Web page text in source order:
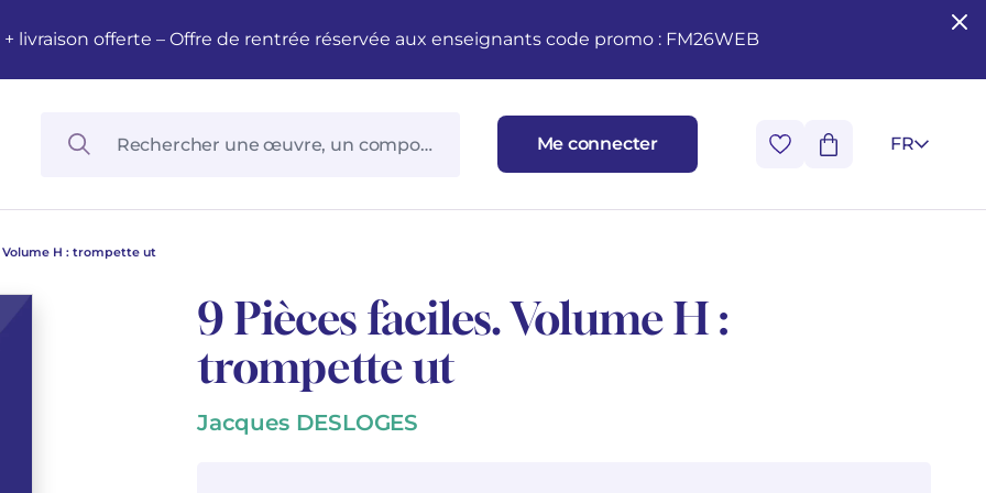
livraison offerte – Offre de rentrée réservée aux enseignants code promo : FM26WEB
Me connecter FR
Volume H : trompette ut
9 Pièces faciles. Volume H :
trompette ut
Jacques DESLOGES